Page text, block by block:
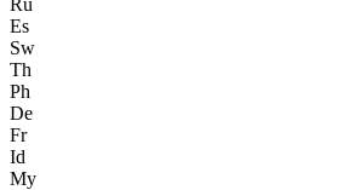
Ru
Es
Sw
Th
Ph
De
Fr
Id
My